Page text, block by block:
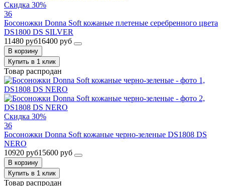
Скидка 30%
36
Босоножки Donna Soft кожаные плетеные серебренного цвета
DS1800 DS SILVER
11480 руб16400 руб
В корзину
Купить в 1 клик
Товар распродан
Скидка 30%
36
Босоножки Donna Soft кожаные черно-зеленые DS1808 DS
NERO
10920 руб15600 руб
В корзину
Купить в 1 клик
Товар распродан